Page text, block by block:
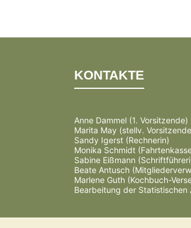
KONTAKTE
Anne Dammel (1. Vorsitzende)
Marita May (stellv.
Sandy Igerst (Rechnerin)
Monika Schmidt
Sabine Eißmann
Beate Antusch
Marlene Guth (Kochbuch-
Bearbeitung der Statistischen